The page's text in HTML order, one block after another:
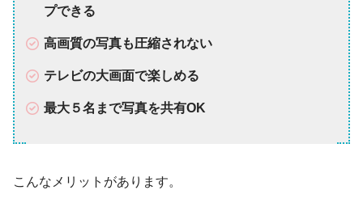
プできる
高画質の写真も圧縮されない
テレビの大画面で楽しめる
最大５名まで写真を共有OK
こんなメリットがあります。